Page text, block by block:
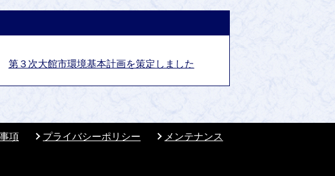
第３次大館市環境基本計画を策定しました
項 プライバシーポリシー
メンテナンス